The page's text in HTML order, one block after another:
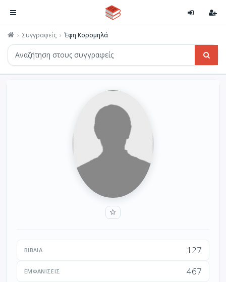
Συγγραφείς Έφη Κορομηλά
ΒΙΒΛΊΑ 127
ΕΜΦΑΝΊΣΕΙΣ 467